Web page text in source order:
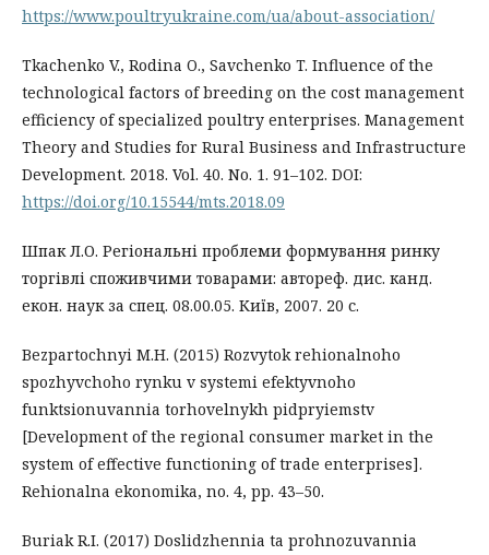
https://www.poultryukraine.com/ua/about-association/
Tkachenko V., Rodina O., Savchenko T. Influence of the
technological factors of breeding on the cost management
efficiency of specialized poultry enterprises. Management
Theory and Studies for Rural Business and Infrastructure
Development. 2018. Vol. 40. No. 1. 91–102. DOI:
https://doi.org/10.15544/mts.2018.09
Шпак Л.О. Регіональні проблеми формування ринку
торгівлі споживчими товарами: автореф. дис. канд.
екон. наук за спец. 08.00.05. Київ, 2007. 20 с.
Bezpartochnyi M.H. (2015) Rozvytok rehionalnoho
spozhyvchoho rynku v systemi efektyvnoho
funktsionuvannia torhovelnykh pidpryiemstv
[Development of the regional consumer market in the
system of effective functioning of trade enterprises].
Rehionalna ekonomika, no. 4, pp. 43–50.
Buriak R.I. (2017) Doslidzhennia ta prohnozuvannia